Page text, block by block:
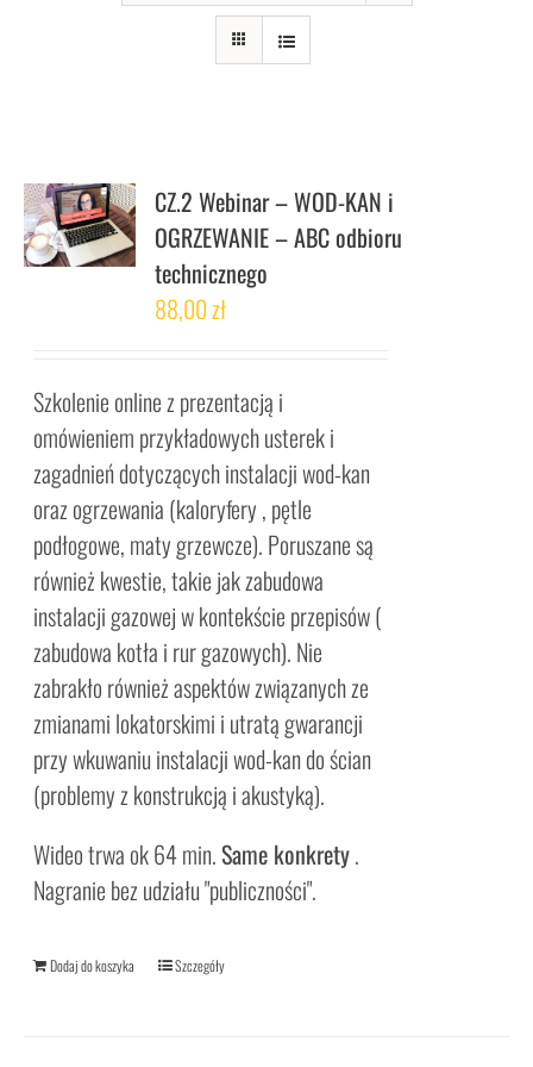
CZ.2 Webinar – WOD-KAN i
OGRZEWANIE – ABC odbioru
technicznego
88,00zł
Szkolenie online z prezentacją i
omówieniem przykładowych usterek i
zagadnień dotyczących instalacji wod-kan
oraz ogrzewania (kaloryfery , pętle
podłogowe, maty grzewcze). Poruszane są
również kwestie, takie jak zabudowa
instalacji gazowej w kontekście przepisów (
zabudowa kotła i rur gazowych). Nie
zabrakło również aspektów związanych ze
zmianami lokatorskimi i utratą gwarancji
przy wkuwaniu instalacji wod-kan do ścian
(problemy z konstrukcją i akustyką).
Wideo trwa ok 64 min.Same konkrety.
Nagranie bez udziału "publiczności".
Dodaj do koszyka Szczegóły